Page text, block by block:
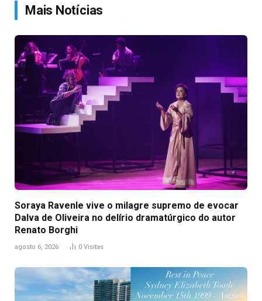
Mais Notícias
Soraya Ravenle vive o milagre supremo de evocar
Dalva de Oliveira no delírio dramatúrgico do autor
Renato Borghi
agosto 6, 2026 0 Visitas